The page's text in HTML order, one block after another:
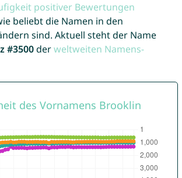
positiver Bewertungen
beliebt die Namen in den
sind. Aktuell steht der Name
#3500derweltweiten Namens-